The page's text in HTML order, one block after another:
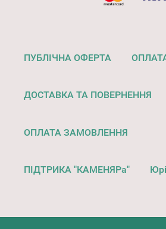
ПУБЛІЧНА ОФЕРТА
ДОСТАВКА ТА ПОВЕРНЕННЯ
ОПЛАТА ЗАМОВЛЕННЯ
ПІДТРИКА "КАМЕНЯРа"